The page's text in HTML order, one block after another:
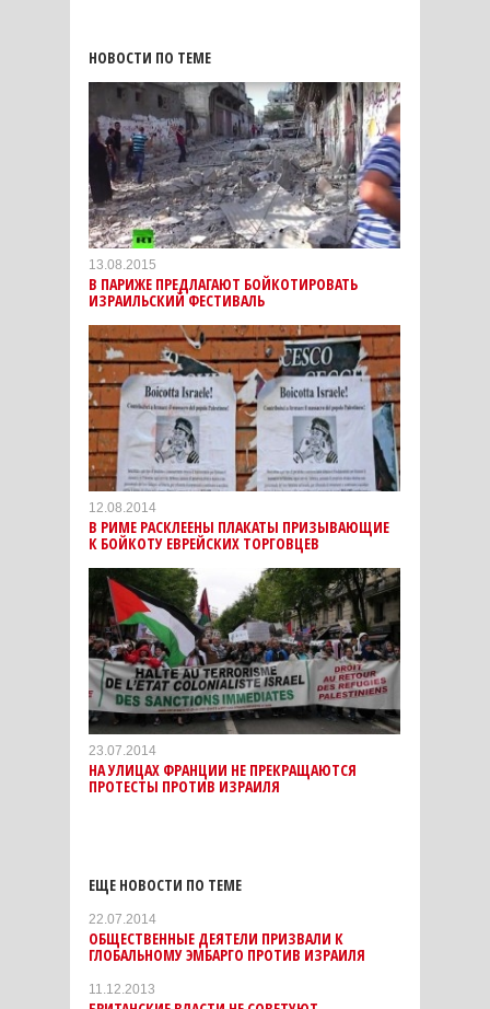
НОВОСТИ ПО ТЕМЕ
13.08.2015
В ПАРИЖЕ ПРЕДЛАГАЮТ БОЙКОТИРОВАТЬ
ИЗРАИЛЬСКИЙ ФЕСТИВАЛЬ
12.08.2014
В РИМЕ РАСКЛЕЕНЫ ПЛАКАТЫ ПРИЗЫВАЮЩИЕ
К БОЙКОТУ ЕВРЕЙСКИХ ТОРГОВЦЕВ
23.07.2014
НА УЛИЦАХ ФРАНЦИИ НЕ ПРЕКРАЩАЮТСЯ
ПРОТЕСТЫ ПРОТИВ ИЗРАИЛЯ
ЕЩЕ НОВОСТИ ПО ТЕМЕ
22.07.2014
ОБЩЕСТВЕННЫЕ ДЕЯТЕЛИ ПРИЗВАЛИ К
ГЛОБАЛЬНОМУ ЭМБАРГО ПРОТИВ ИЗРАИЛЯ
11.12.2013